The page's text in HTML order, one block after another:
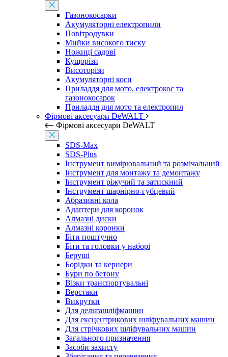
Газонокосарки
Акумуляторні електропили
Повітродувки
Мийки високого тиску
Ножиці садові
Кущорізи
Висоторізи
Акумуляторні коси
Приладдя для мото, електрокос та
газонокосарок
Приладдя для мото та електропил
Фірмові аксесуари DeWALT
Фірмові аксесуари DeWALT
SDS-Max
SDS-Plus
Інструмент вимірювальний та розмічальний
Інструмент для монтажу та демонтажу
Інструмент ріжучий та затискний
Інструмент шарнірно-губцевий
Абразивні кола
Адаптери для коронок
Алмазні диски
Алмазні коронки
Біти поштучно
Біти та головки у наборі
Беруші
Борідки та кернери
Бури по бетону
Візки транспортувальні
Верстаки
Викрутки
Для дельташліфмашин
Для ексцентрикових шліфувальних машин
Для стрічкових шліфувальних машин
Загального призначення
Засоби захисту